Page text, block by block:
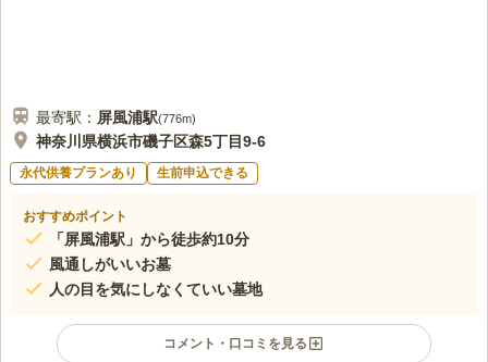
最寄駅： 屏風浦駅(776m)
神奈川県横浜市磯子区森5丁目9-6
永代供養プランあり 生前申込できる
おすすめポイント
「屏風浦駅」から徒歩約10分
風通しがいいお墓
人の目を気にしなくていい墓地
コメント・口コミを見る